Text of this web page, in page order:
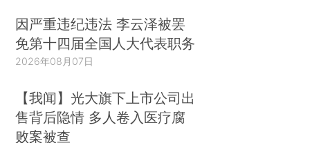
因严重违纪违法 李云泽被罢
免第十四届全国人大代表职务
2026年08月07日
【我闻】光大旗下上市公司出
售背后隐情 多人卷入医疗腐
败案被查